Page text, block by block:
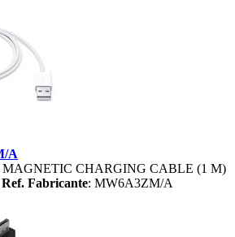
A
MAGNETIC CHARGING CABLE (1 M)
Ref. Fabricante: MW6A3ZM/A